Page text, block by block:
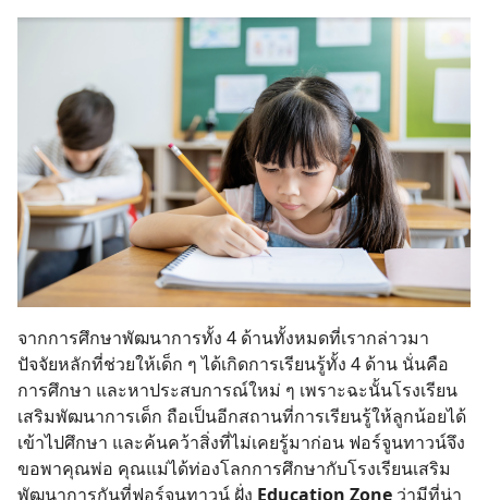
จากการศึกษาพัฒนาการทั้ง 4 ด้านทั้งหมดที่เรากล่าวมา
ปัจจัยหลักที่ช่วยให้เด็ก ๆ ได้เกิดการเรียนรู้ทั้ง 4 ด้าน นั่นคือ
การศึกษา และหาประสบการณ์ใหม่ ๆ เพราะฉะนั้นโรงเรียน
เสริมพัฒนาการเด็ก ถือเป็นอีกสถานที่การเรียนรู้ให้ลูกน้อยได้
เข้าไปศึกษา และค้นคว้าสิ่งที่ไม่เคยรู้มาก่อน ฟอร์จูนทาวน์จึง
ขอพาคุณพ่อ คุณแม่ได้ท่องโลกการศึกษากับโรงเรียนเสริม
พัฒนาการกันที่ฟอร์จูนทาวน์ ฝั่ง Education Zone ว่ามีที่น่า